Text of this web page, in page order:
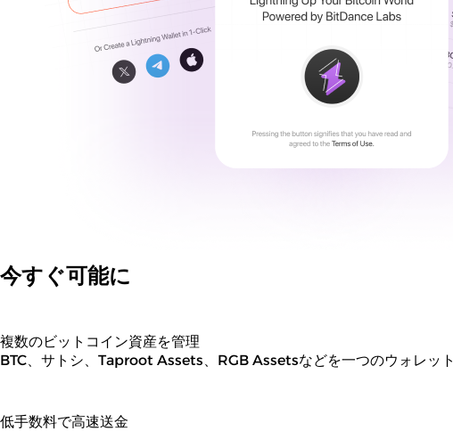
今すぐ可能に
複数のビットコイン資産を管理
BTC、サトシ、Taproot Assets、RGB Assetsなどを一つのウォレット
低手数料で高速送金